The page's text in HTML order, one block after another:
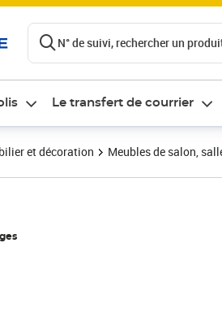
N° de suivi, rechercher un
Le transfert de courrier
et décoration Meubles de salon,